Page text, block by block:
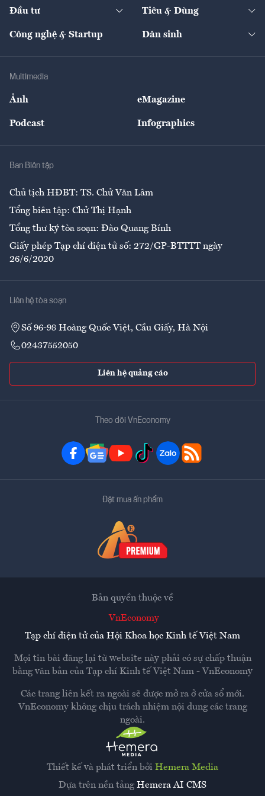
Quản trị số
Tư vấn
Thị trường
Nông sản
The Guide
Đầu tư Tiêu & Dùng
Giải trí
Công nghệ & Startup Dân sinh
Multimedia
Ảnh eMagazine
Podcast Infographics
Ban Biên tập
Chủ tịch HĐBT: TS. Chử Văn Lâm
Tổng biên tập: Chử Thị Hạnh
Tổng thư ký tòa soạn: Đào Quang Bính
Giấy phép Tạp chí điện tử số: 272/GP-BTTTT ngày
26/6/2020
Liên hệ tòa soạn
Số 96-98 Hoàng Quốc Việt, Cầu Giấy, Hà Nội
02437552050
Liên hệ quảng cáo
Theo dõi VnEconomy
Đặt mua ấn phẩm
Thiết kế và phát triển bởi Hemera Media
Dựa trên nền tảng Hemera AI CMS
Bản quyền thuộc về
VnEconomy
Tạp chí điện tử của Hội Khoa học Kinh tế Việt Nam
Mọi tin bài đăng lại từ website này phải có sự chấp thuận
bằng văn bản của Tạp chí Kinh tế Việt Nam - VnEconomy
Các trang liên kết ra ngoài sẽ được mở ra ở cửa sổ mới.
VnEconomy không chịu trách nhiệm nội dung các trang
ngoài.